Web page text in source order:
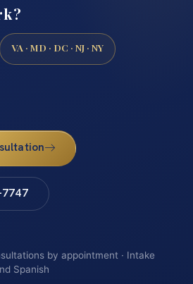
VA · MD · DC · NJ · NY
by appointment · Intake
Spanish